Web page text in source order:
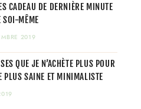
CADEAU DE DERNIÈRE MINUTE
SOI-MÊME
2019
QUE JE N’ACHÈTE PLUS POUR
PLUS SAINE ET MINIMALISTE